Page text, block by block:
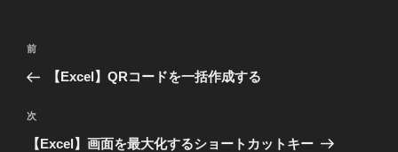
投
ナ
ビ
ゲ
過
去
投
稿
前
【Excel】QRコードを一括作成する
次
の
次
【Excel】画面を最大化するショートカットキー